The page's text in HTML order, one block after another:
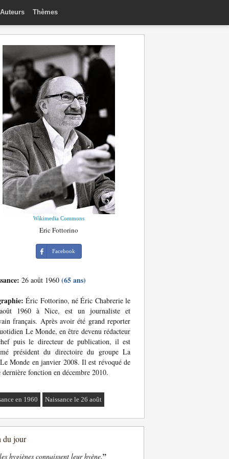
Auteurs Thèmes
Wikimedia Commons
Eric Fottorino
Facebook
26 août 1960 (65 ans)
Éric Fottorino, né Éric Chabrerie le
1960 à Nice, est un journaliste et
français. Après avoir été grand reporter
Le Monde, en être devenu rédacteur
puis le directeur de publication, il est
président du directoire du groupe La
Monde en janvier 2008. Il est révoqué de
dernière fonction en décembre 2010.
en 1960 Naissance le 26 août
du jour
hygiènes connaissent leur hyène.”